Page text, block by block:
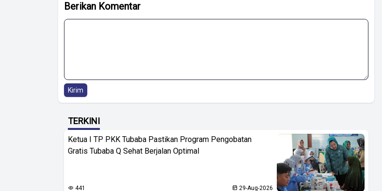
Berikan Komentar
Kirim
TERKINI
Ketua I TP PKK Tubaba Pastikan Program Pengobatan
Gratis Tubaba Q Sehat Berjalan Optimal
441 29-Aug-2026